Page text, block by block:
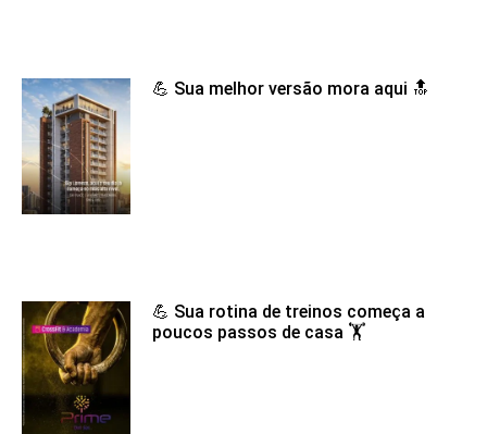
💪 Sua melhor versão mora aqui 🔝
💪 Sua rotina de treinos começa a
poucos passos de casa 🏋️